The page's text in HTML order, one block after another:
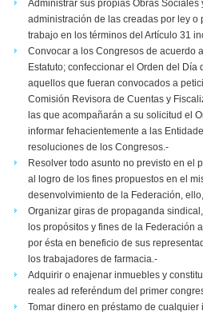
Administrar sus propias Obras
administración de las creadas por ley o
trabajo en los términos del Artículo 31
Convocar a los Congresos de acuerdo
Estatuto; confeccionar el Orden del Día
aquellos que fueran convocados a
Comisión Revisora de Cuentas y
las que acompañarán a su solicitud el
informar fehacientemente a las
resoluciones de los Congresos.-
Resolver todo asunto no previsto en el
al logro de los fines propuestos en el
desenvolvimiento de la Federación,
Organizar giras de propaganda
los propósitos y fines de la Federación
por ésta en beneficio de sus
los trabajadores de farmacia.-
Adquirir o enajenar inmuebles y
reales ad referéndum del primer
Tomar dinero en préstamo de